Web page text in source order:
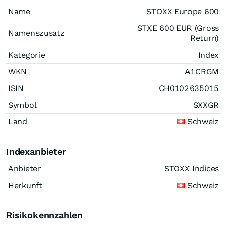
Name STOXX Europe 600
Namenszusatz
STXE 600 EUR (Gross
Return)
Kategorie
Index
WKN
A1CRGM
ISIN
CH0102635015
Symbol
SXXGR
Land
Schweiz
Indexanbieter
Anbieter
STOXX Indices
Herkunft
Schweiz
Risikokennzahlen